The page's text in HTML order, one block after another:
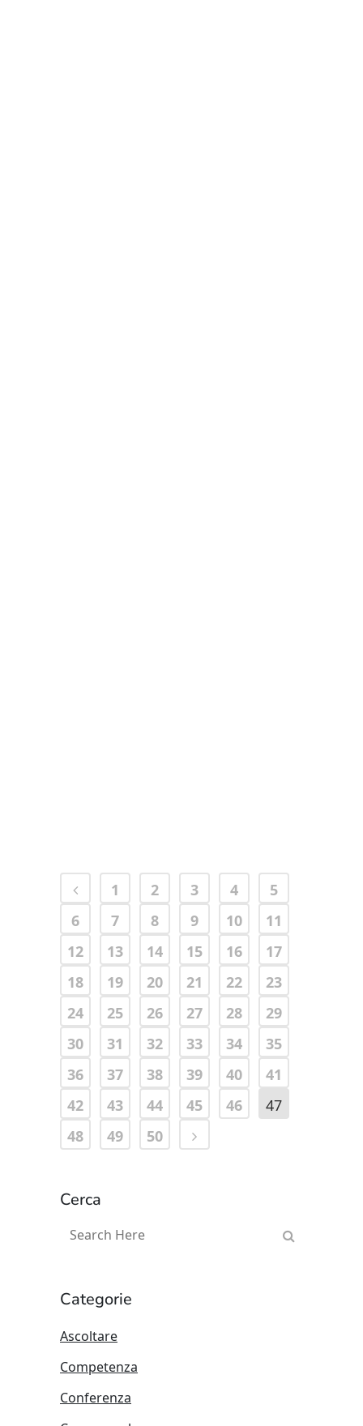
1 2 3 4
5
6
7 8 9 10
11
12
13 14 15 16
17
18
19 20 21 22
23
24
25 26 27 28
29
30
31 32 33 34
35
36
37 38 39 40
41
42
43 44 45 46
47
48
49 50
Cerca
Categorie
Ascoltare
Competenza
Conferenza